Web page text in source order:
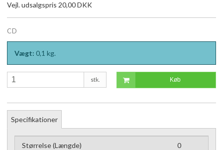
Vejl. udsalgspris 20,00 DKK
CD
Vægt: 0,1 kg.
stk. Køb
Specifikationer
Størrelse (Længde) 0